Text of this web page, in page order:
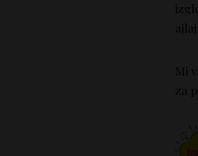
Mi
za